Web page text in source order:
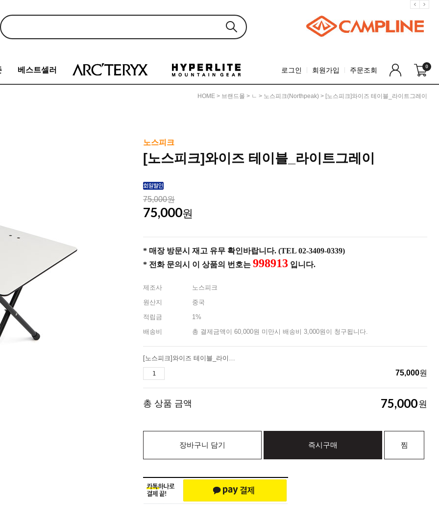
베스트셀러 로그인 회원가입 주문조회 0
HOME > 브랜드몰 > ㄴ > 노스피크(Northpeak) > [노스피크]와이즈 테이블_라이트그레이
노스피크
[노스피크]와이즈 테이블_라이트그레이
75,000원
75,000원
* 매장 방문시 재고 유무 확인바랍니다. (TEL 02-3409-0339)
* 전화 문의시 이 상품의 번호는 998913 입니다.
제조사
노스피크
원산지
중국
적립금
1%
배송비
총 결제금액이 60,000원 미만시 배송비 3,000원이 청구됩니다.
[노스피크]와이즈 테이블_라이트그레이
75,000원
총 상품 금액 75,000원
장바구니 담기 즉시구매 찜